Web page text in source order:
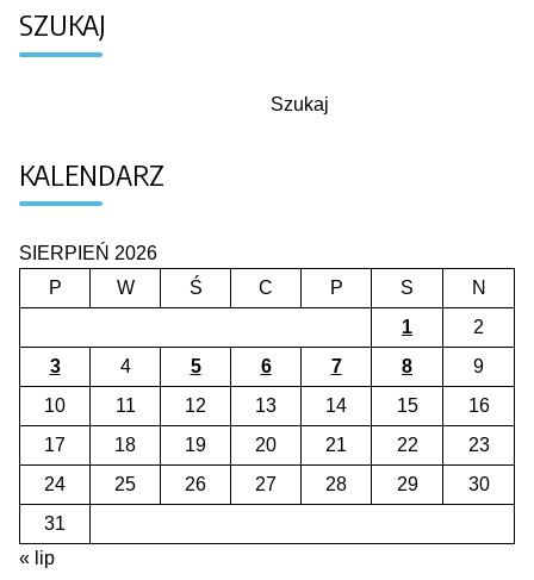
SZUKAJ
Szukaj
KALENDARZ
SIERPIEŃ 2026
P
W Ś C P S
N
1
2
3
4 5 6 7 8
9
10
11 12 13 14 15
16
17
18 19 20 21 22
23
24
25 26 27 28 29
30
31
« lip